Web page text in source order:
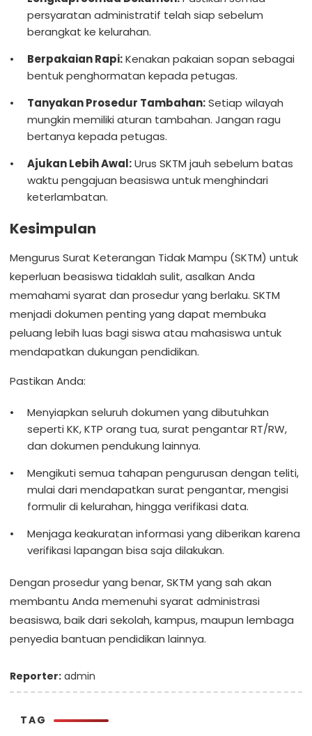
persyaratan administratif telah siap sebelum
berangkat ke kelurahan.
Berpakaian Rapi:Kenakan pakaian sopan sebagai
bentuk penghormatan kepada petugas.
Tanyakan Prosedur Tambahan:Setiap wilayah
mungkin memiliki aturan tambahan. Jangan ragu
bertanya kepada petugas.
Ajukan Lebih Awal:Urus SKTM jauh sebelum batas
waktu pengajuan beasiswa untuk menghindari
keterlambatan.
Kesimpulan
Mengurus Surat Keterangan Tidak Mampu (SKTM) untuk
keperluan beasiswa tidaklah sulit, asalkan Anda
memahami syarat dan prosedur yang berlaku. SKTM
menjadi dokumen penting yang dapat membuka
peluang lebih luas bagi siswa atau mahasiswa untuk
mendapatkan dukungan pendidikan.
Pastikan Anda:
Menyiapkan seluruh dokumen yang dibutuhkan
seperti KK, KTP orang tua, surat pengantar RT/RW,
dan dokumen pendukung lainnya.
Mengikuti semua tahapan pengurusan dengan teliti,
mulai dari mendapatkan surat pengantar, mengisi
formulir di kelurahan, hingga verifikasi data.
Menjaga keakuratan informasi yang diberikan karena
verifikasi lapangan bisa saja dilakukan.
Dengan prosedur yang benar, SKTM yang sah akan
membantu Anda memenuhi syarat administrasi
beasiswa, baik dari sekolah, kampus, maupun lembaga
penyedia bantuan pendidikan lainnya.
Reporter: admin
TAG